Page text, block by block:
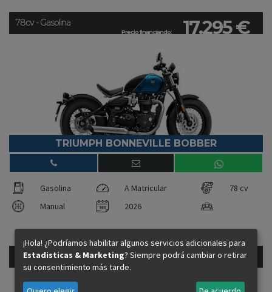
Precio financiando: 17.295 €
78cv - Gasolina
TRIUMPH BONNEVILLE BOBBER
Gasolina A Matricular
78 cv
Manual
2026
Precio financiando: 15.295 €
80cv - Gasolina
¡Hola! ¿Podríamos habilitar algunos servicios adicionales para
Estadisticas & Marketing? Siempre podrá cambiar o retirar
su consentimiento más tarde.